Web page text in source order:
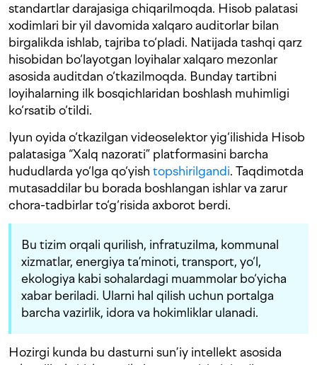
standartlar darajasiga chiqarilmoqda. Hisob palatasi
xodimlari bir yil davomida xalqaro auditorlar bilan
birgalikda ishlab, tajriba to‘pladi. Natijada tashqi qarz
hisobidan bo‘layotgan loyihalar xalqaro mezonlar
asosida auditdan o‘tkazilmoqda. Bunday tartibni
loyihalarning ilk bosqichlaridan boshlash muhimligi
ko‘rsatib o‘tildi.
Iyun oyida o‘tkazilgan videoselektor yig‘ilishida Hisob
palatasiga “Xalq nazorati” platformasini barcha
hududlarda yo‘lga qo‘yish topshirilgandi. Taqdimotda
mutasaddilar bu borada boshlangan ishlar va zarur
chora-tadbirlar to‘g‘risida axborot berdi.
Bu tizim orqali qurilish, infratuzilma, kommunal
xizmatlar, energiya ta’minoti, transport, yo‘l,
ekologiya kabi sohalardagi muammolar bo‘yicha
xabar beriladi. Ularni hal qilish uchun portalga
barcha vazirlik, idora va hokimliklar ulanadi.
Hozirgi kunda bu dasturni sun’iy intellekt asosida